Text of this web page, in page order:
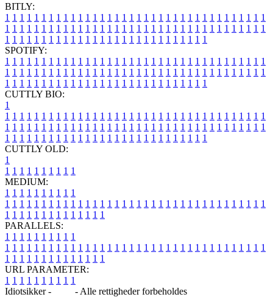
BITLY:
1 1 1 1 1 1 1 1 1 1 1 1 1 1 1 1 1 1 1 1 1 1 1 1 1 1 1 1 1 1 1 1 1 1 1 1
1 1 1 1 1 1 1 1 1 1 1 1 1 1 1 1 1 1 1 1 1 1 1 1 1 1 1 1 1 1 1 1 1 1 1 1
1 1 1 1 1 1 1 1 1 1 1 1 1 1 1 1 1 1 1 1 1 1 1 1 1 1 1 1
SPOTIFY:
1 1 1 1 1 1 1 1 1 1 1 1 1 1 1 1 1 1 1 1 1 1 1 1 1 1 1 1 1 1 1 1 1 1 1 1
1 1 1 1 1 1 1 1 1 1 1 1 1 1 1 1 1 1 1 1 1 1 1 1 1 1 1 1 1 1 1 1 1 1 1 1
1 1 1 1 1 1 1 1 1 1 1 1 1 1 1 1 1 1 1 1 1 1 1 1 1 1 1 1
CUTTLY BIO:
1
1 1 1 1 1 1 1 1 1 1 1 1 1 1 1 1 1 1 1 1 1 1 1 1 1 1 1 1 1 1 1 1 1 1 1 1
1 1 1 1 1 1 1 1 1 1 1 1 1 1 1 1 1 1 1 1 1 1 1 1 1 1 1 1 1 1 1 1 1 1 1 1
1 1 1 1 1 1 1 1 1 1 1 1 1 1 1 1 1 1 1 1 1 1 1 1 1 1 1 1
CUTTLY OLD:
1
1 1 1 1 1 1 1 1 1 1
MEDIUM:
1 1 1 1 1 1 1 1 1 1
1 1 1 1 1 1 1 1 1 1 1 1 1 1 1 1 1 1 1 1 1 1 1 1 1 1 1 1 1 1 1 1 1 1 1 1
1 1 1 1 1 1 1 1 1 1 1 1 1 1
PARALLELS:
1 1 1 1 1 1 1 1 1 1
1 1 1 1 1 1 1 1 1 1 1 1 1 1 1 1 1 1 1 1 1 1 1 1 1 1 1 1 1 1 1 1 1 1 1 1
1 1 1 1 1 1 1 1 1 1 1 1 1 1
URL PARAMETER:
1 1 1 1 1 1 1 1 1 1
Idiotsikker -
- Alle rettigheder forbeholdes